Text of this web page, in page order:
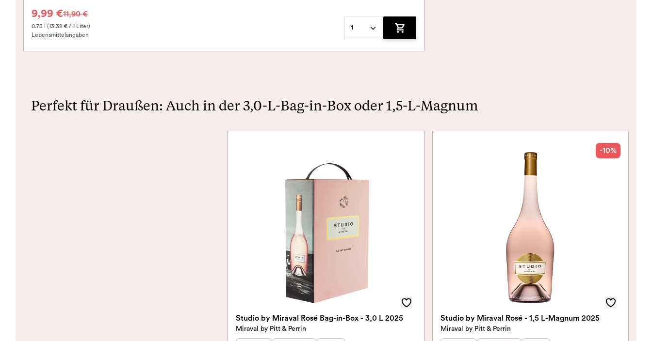
9,99 €11,90 €
0.75 l (13.32 € / 1 Liter)
Lebensmittelangaben
1
Zum Warenkorb hinzufügen
Perfekt für Draußen: Auch in der 3,0-L-Bag-in-Box oder 1,5-L-Magnum
Studio by Miraval Rosé Bag-in-Box - 3,0 L 2025
Miraval by Pitt & Perrin
-10%
Studio by Miraval Rosé - 1,5 L-Magnum 2025
Miraval by Pitt & Perrin